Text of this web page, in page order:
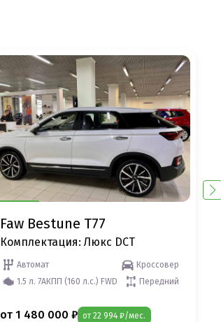
Faw Bestune T77
Комплектация: Люкс DCT
Автомат
Кроссовер
1.5 л. 7АКПП (160 л.с.) FWD
Передний
от 1 480 000 ₽ от 22 994 ₽/мес.